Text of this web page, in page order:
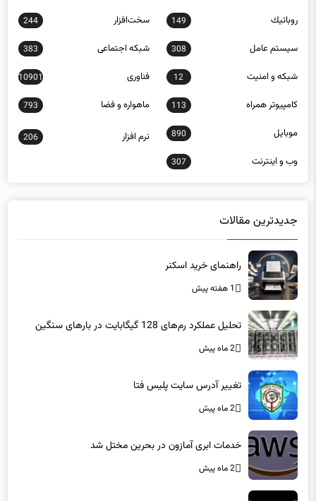
روباتيك 149 سخت‌افزار 244
سيستم عامل 308 شبكه اجتماعی 383
شبكه و امنيت 12 فناوری 10901
كامپيوتر همراه 113 ماهواره و فضا 793
موبايل 890 نرم افزار 206
وب و اينترنت 307
جدیدترین مقالات
راهنمای خرید اسکنر
1 هفته پیش
تحلیل عملکرد رم‌های 128 گیگابایت در بارهای سنگین
2 ماه پیش
تغییر آدرس سایت پلیس فتا
2 ماه پیش
خدمات ابری آمازون در بحرین مختل شد
2 ماه پیش